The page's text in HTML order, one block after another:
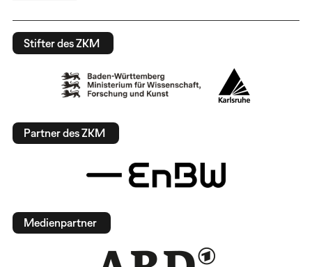
Stifter des ZKM
Partner des ZKM
Medienpartner